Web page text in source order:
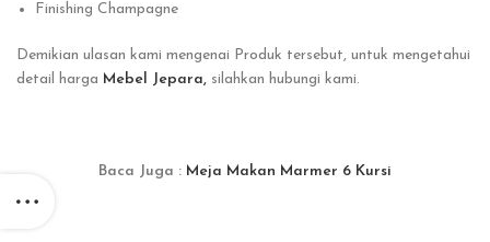
Finishing Champagne
Demikian ulasan kami mengenai Produk tersebut, untuk mengetahui
detail harga Mebel Jepara, silahkan hubungi kami.
Baca Juga : Meja Makan Marmer 6 Kursi